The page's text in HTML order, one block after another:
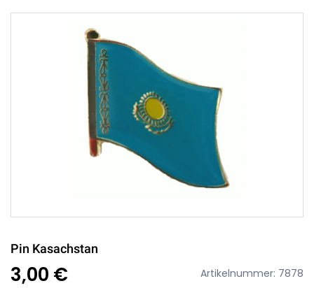
Pin Kasachstan
3,00 €
Artikelnummer: 7878